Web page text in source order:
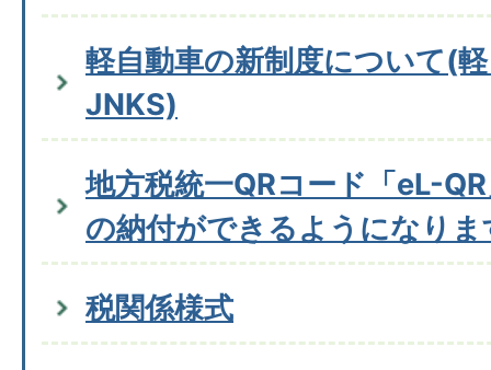
軽自動車の新制度について(
JNKS)
地方税統一QRコード「eL-
の納付ができるようになりま
税関係様式